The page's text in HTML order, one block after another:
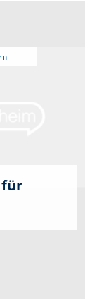
Markt Eslarn
für